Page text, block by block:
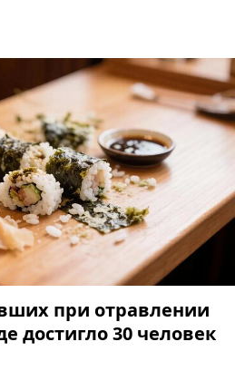
при отравлении
достигло 30 человек